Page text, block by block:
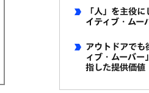
「人」を主役
イティブ・ムー
アウトドアで
ィブ・ムーバー
指した提供価値